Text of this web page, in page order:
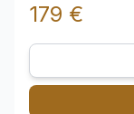
179 €